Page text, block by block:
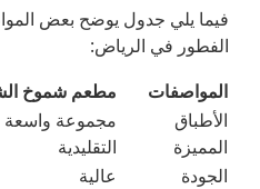
فيما يلي جدول يوضح بعض
الفطور في الرياض:
المواصفات
مطعم شموخ
الأطباق
المميزة
مجموعة واسعة
التقليدية
الجودة
عالية